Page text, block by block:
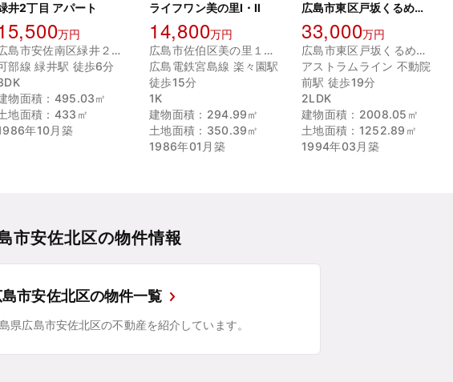
井2丁目 アパート
万円
広島市安佐南区緑井２丁目
部線 緑井駅 徒歩6分
物面積：495.03㎡
地面積：433㎡
年10月築
ライフワン美の里Ⅰ・Ⅱ
14,800万円
広島市佐伯区美の里１丁目
広島電鉄宮島線 楽々園駅
徒歩15分
1K
建物面積：294.99㎡
土地面積：350.39㎡
1986年01月築
広島市東区戸坂くるめ木一丁目所在土地建物
33,000万円
広島市東区戸坂くるめ木１丁目
アストラムライン 不動院
前駅 徒歩19分
2LDK
建物面積：2008.05㎡
土地面積：1252.89㎡
1994年03月築
市安佐北区の物件情報
市安佐北区の物件一覧
県広島市安佐北区の不動産を紹介しています。